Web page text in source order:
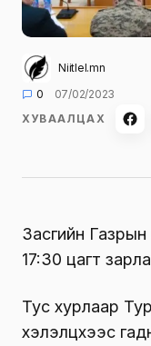
Niitlel.mn
0
07/02/2023
ХУВААЛЦАХ
Засгийн Газрын
17:30 цагт
Тус хурлаар
хэлэлцхээс